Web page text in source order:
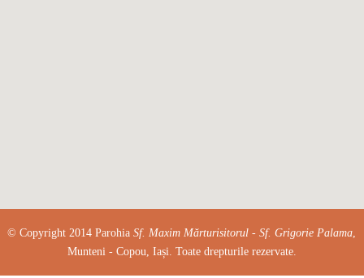
© Copyright 2014 ParohiaSf. Maxim Mărturisitorul - Sf. Grigorie Palama
Munteni - Copou, Iași. Toate drepturile rezervate.